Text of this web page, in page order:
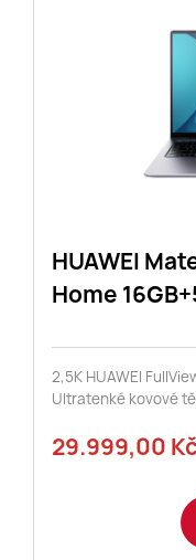
HUAWEI
Home
2,5K HUAWEI
Ultratenké kovové
29.999,00